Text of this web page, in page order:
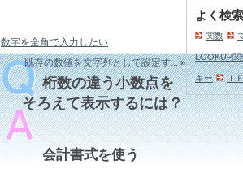
よく検
関数
LOOKUP関
キー Ｉ
数字を全角で入力したい
既存の数値を文字列として設定す...»
桁数の違う小数点を
そろえて表示するには？
会計書式を使う